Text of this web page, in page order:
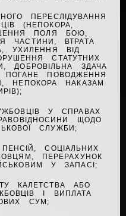
ПЕРЕСЛІДУВАННЯ
(НЕПОКОРА,
ПОЛЯ БОЮ,
ЧАСТИНИ, ВТРАТА
УХИЛЕННЯ ВІД
СТАТУТНИХ
ДОБРОВІЛЬНА ЗДАЧА
ПОВОДЖЕННЯ
НЕПОКОРА НАКАЗАМ
У СПРАВАХ
ЩОДО
СЛУЖБИ;
СОЦІАЛЬНИХ
ПЕРЕРАХУНОК
У ЗАПАСІ;
КАЛЕТСТВА АБО
І ВИПЛАТА
СУМ;